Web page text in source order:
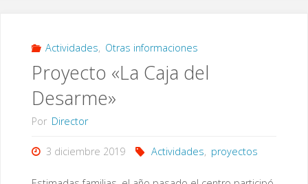
Actividades, Otras informaciones
Proyecto «La Caja del
Desarme»
Por Director
3 diciembre 2019 Actividades, proyectos